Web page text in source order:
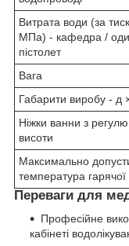
Витрата води (за
МПа) - кафедра /
пістолет
Вага
Габарити виробу - д
Ніжки ванни з
висоти
Максимально
температура гарячої
Переваги для
Професійне
кабінеті